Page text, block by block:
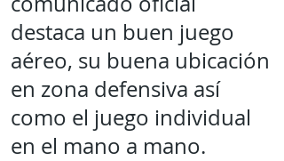
destaca un buen juego
aéreo, su buena ubicación
en zona defensiva así
como el juego individual
en el mano a mano.